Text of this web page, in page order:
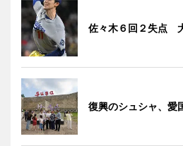
佐々木６回２失点
復興のシュシャ、愛